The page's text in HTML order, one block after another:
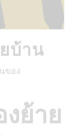
บ้าน
ของ
ย้าย